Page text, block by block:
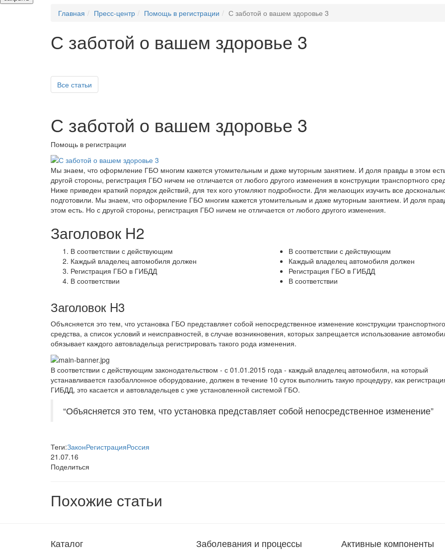
Главная
Пресс-центр Помощь в регистрации С заботой о вашем здоровье 3
С заботой о вашем здоровье 3
Все статьи
С заботой о вашем здоровье 3
Помощь в регистрации
Мы знаем, что оформление ГБО многим кажется утомительным и даже муторным занятием. И доля правды в этом
другой стороны, регистрация ГБО ничем не отличается от любого другого изменения в конструкции транспортного
Ниже приведен краткий порядок действий, для тех кого утомляют подробности. Для желающих изучить все
подготовили. Мы знаем, что оформление ГБО многим кажется утомительным и даже муторным занятием. И доля
этом есть. Но с другой стороны, регистрация ГБО ничем не отличается от любого другого изменения.
Заголовок H2
В соответствии с действующим
Каждый владелец автомобиля должен
Регистрация ГБО в ГИБДД
В соответствии
В соответствии с действующим
Каждый владелец автомобиля должен
Регистрация ГБО в ГИБДД
В соответствии
Заголовок H3
Объясняется это тем, что установка ГБО представляет собой непосредственное изменение конструкции транспортного
средства, а список условий и неисправностей, в случае возникновения, которых запрещается использование
обязывает каждого автовладельца регистрировать такого рода изменения.
В соответствии с действующим законодательством - с 01.01.2015 года - каждый владелец автомобиля, на который
устанавливается газобаллонное оборудование, должен в течение 10 суток выполнить такую процедуру, как
ГИБДД, это касается и автовладельцев с уже установленной системой ГБО.
“Объясняется это тем, что установка представляет собой непосредственное изменение”
Теги:ЗаконРегистрацияРоссия
21.07.16
Поделиться
Похожие статьи
Каталог Заболевания и процессы Активные компоненты